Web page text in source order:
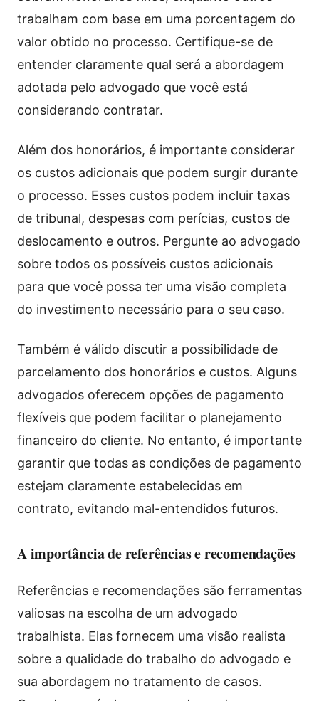
trabalham com base em uma porcentagem do
valor obtido no processo. Certifique-se de
entender claramente qual será a abordagem
adotada pelo advogado que você está
considerando contratar.
Além dos honorários, é importante considerar
os custos adicionais que podem surgir durante
o processo. Esses custos podem incluir taxas
de tribunal, despesas com perícias, custos de
deslocamento e outros. Pergunte ao advogado
sobre todos os possíveis custos adicionais
para que você possa ter uma visão completa
do investimento necessário para o seu caso.
Também é válido discutir a possibilidade de
parcelamento dos honorários e custos. Alguns
advogados oferecem opções de pagamento
flexíveis que podem facilitar o planejamento
financeiro do cliente. No entanto, é importante
garantir que todas as condições de pagamento
estejam claramente estabelecidas em
contrato, evitando mal-entendidos futuros.
A importância de referências e recomendações
Referências e recomendações são ferramentas
valiosas na escolha de um advogado
trabalhista. Elas fornecem uma visão realista
sobre a qualidade do trabalho do advogado e
sua abordagem no tratamento de casos.